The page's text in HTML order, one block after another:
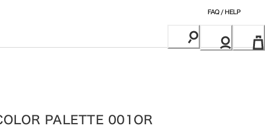
FAQ / HELP
PALETTE 001OR